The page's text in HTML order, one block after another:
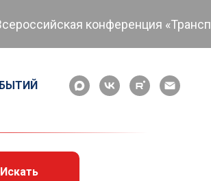
конференция
Искать